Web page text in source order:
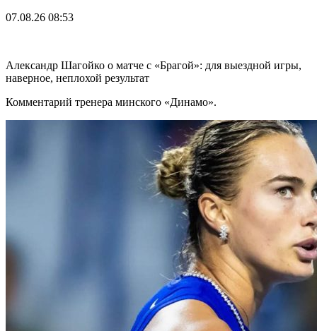
07.08.26 08:53
Александр Шагойко о матче с «Брагой»: для выездной игры,
наверное, неплохой результат
Комментарий тренера минского «Динамо».